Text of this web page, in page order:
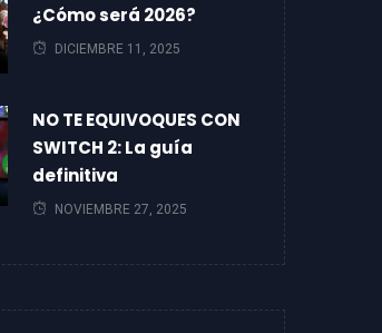
¿Cómo será 2026?
DICIEMBRE 11, 2025
NO TE EQUIVOQUES CON
SWITCH 2: La guía
definitiva
NOVIEMBRE 27, 2025